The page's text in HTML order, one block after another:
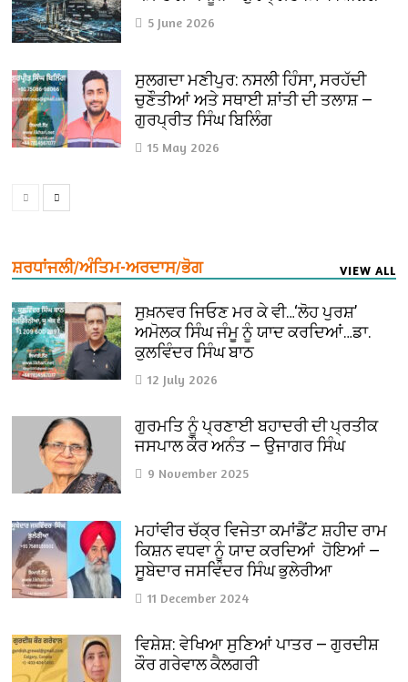
5 June 2026
ਸੁਲਗਦਾ ਮਣੀਪੁਰ: ਨਸਲੀ ਹਿੰਸਾ, ਸਰਹੱਦੀ
ਚੁਣੌਤੀਆਂ ਅਤੇ ਸਥਾਈ ਸ਼ਾਂਤੀ ਦੀ ਤਲਾਸ਼ —
ਗੁਰਪ੍ਰੀਤ ਸਿੰਘ ਬਿਲਿੰਗ
15 May 2026
ਸ਼ਰਧਾਂਜਲੀ/ਅੰਤਿਮ-ਅਰਦਾਸ/ਭੋਗ VIEW ALL
ਸੁਖ਼ਨਵਰ ਜਿਓਣ ਮਰ ਕੇ ਵੀ…‘ਲੋਹ ਪੁਰਸ਼’
ਅਮੋਲਕ ਸਿੰਘ ਜੰਮੂ ਨੂੰ ਯਾਦ ਕਰਦਿਆਂ…ਡਾ.
ਕੁਲਵਿੰਦਰ ਸਿੰਘ ਬਾਠ
12 July 2026
ਗੁਰਮਤਿ ਨੂੰ ਪ੍ਰਣਾਈ ਬਹਾਦਰੀ ਦੀ ਪ੍ਰਤੀਕ
ਜਸਪਾਲ ਕੌਰ ਅਨੰਤ — ਉਜਾਗਰ ਸਿੰਘ
9 November 2025
ਮਹਾਂਵੀਰ ਚੱਕ੍ਰ ਵਿਜੇਤਾ ਕਮਾਂਡੈਂਟ ਸ਼ਹੀਦ ਰਾਮ
ਕਿਸ਼ਨ ਵਧਵਾ ਨੂੰ ਯਾਦ ਕਰਦਿਆਂ ਹੋਇਆਂ —
ਸੂਬੇਦਾਰ ਜਸਵਿੰਦਰ ਸਿੰਘ ਭੁਲੇਰੀਆ
11 December 2024
ਵਿਸ਼ੇਸ਼: ਵੇਖਿਆ ਸੁਣਿਆਂ ਪਾਤਰ — ਗੁਰਦੀਸ਼
ਕੌਰ ਗਰੇਵਾਲ ਕੈਲਗਰੀ